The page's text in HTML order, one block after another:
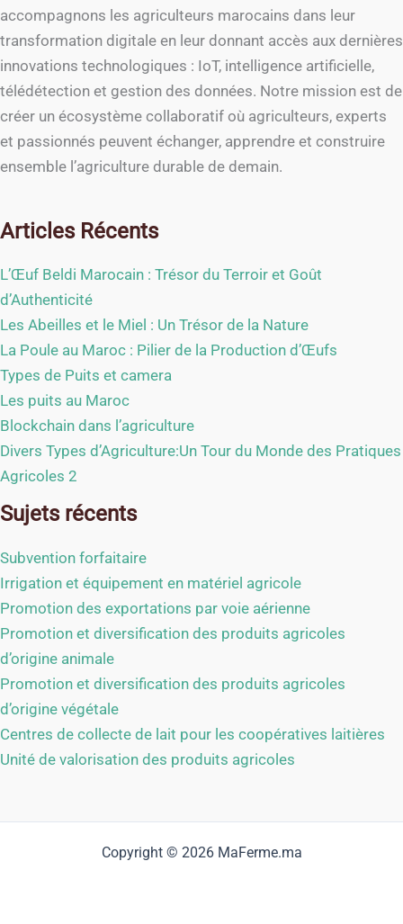
accompagnons les agriculteurs marocains dans leur
transformation digitale en leur donnant accès aux dernières
innovations technologiques : IoT, intelligence artificielle,
télédétection et gestion des données. Notre mission est de
créer un écosystème collaboratif où agriculteurs, experts
et passionnés peuvent échanger, apprendre et construire
ensemble l’agriculture durable de demain.
Articles Récents
L’Œuf Beldi Marocain : Trésor du Terroir et Goût
d’Authenticité
Les Abeilles et le Miel : Un Trésor de la Nature
La Poule au Maroc : Pilier de la Production d’Œufs
Types de Puits et camera
Les puits au Maroc
Blockchain dans l’agriculture
Divers Types d’Agriculture:Un Tour du Monde des Pratiques
Agricoles 2
Sujets récents
Subvention forfaitaire
Irrigation et équipement en matériel agricole
Promotion des exportations par voie aérienne
Promotion et diversification des produits agricoles
d’origine animale
Promotion et diversification des produits agricoles
d’origine végétale
Centres de collecte de lait pour les coopératives laitières
Unité de valorisation des produits agricoles
Copyright © 2026 MaFerme.ma